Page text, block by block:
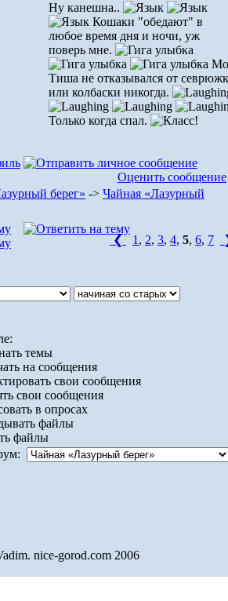
Ну канешна..
Кошаки "обедают" в
любое время дня и ночи, уж
поверь мне.
Тиша не отказывался от
или колбаски никогда.
Только когда спал.
Оценить сообщение
берег» -> Чайная «Лазурный
❮ 1 , 2, 3, 4, 5, 6, 7
темы
на сообщения
свои сообщения
свои сообщения
в опросах
файлы
файлы
nice-gorod.com 2006